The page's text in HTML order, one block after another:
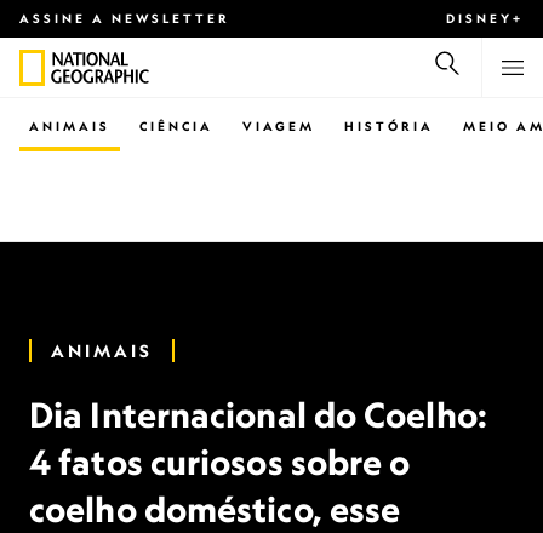
ASSINE A NEWSLETTER DISNEY+
CIÊNCIA VIAGEM
ANIMAIS HISTÓRIA MEIO
ANIMAIS
Dia Internacional do Coelho:
4 fatos curiosos sobre o
coelho doméstico, esse